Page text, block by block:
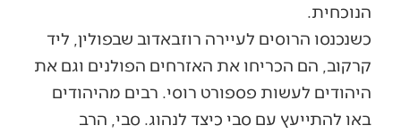
הנוכחית.
כשנכנסו הרוסים לעיירה רוזבאדוב שבפולין, ליד
קרקוב, הם הכריחו את האזרחים הפולנים וגם את
היהודים לעשות פספורט רוסי. רבים מהיהודים
באו להתייעץ עם סבי כיצד לנהוג. סבי, הרב